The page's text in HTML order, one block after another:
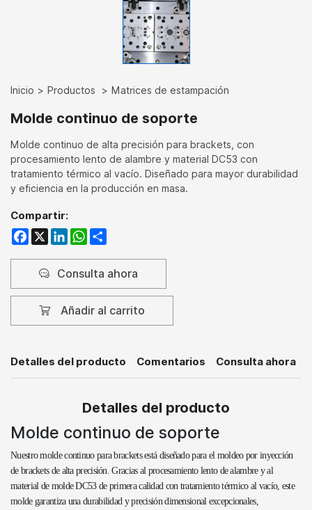
Inicio Productos Matrices de estampación
Molde continuo de soporte
Molde continuo de alta precisión para brackets, con
procesamiento lento de alambre y material DC53 con
tratamiento térmico al vacío. Diseñado para mayor durabilidad
y eficiencia en la producción en masa.
Compartir:
Facebook
X LinkedIn
WhatsApp
Share
Consulta ahora
Añadir al carrito
Detalles del producto Comentarios Consulta ahora
Detalles del producto
Molde continuo de soporte
Nuestro molde continuo para brackets está diseñado para el moldeo por inyección
de brackets de alta precisión. Gracias al procesamiento lento de alambre y al
material de molde DC53 de primera calidad con tratamiento térmico al vacío, este
molde garantiza una durabilidad y precisión dimensional excepcionales,